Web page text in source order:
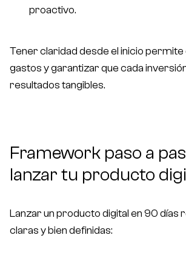
proactivo.
Tener claridad desde el inicio
gastos y garantizar que cada
resultados tangibles.
Framework paso a
lanzar tu producto
Lanzar un producto digital en 90 días
claras y bien definidas: